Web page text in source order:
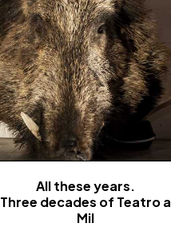
All these years.
Three decades of Teatro a
Mil